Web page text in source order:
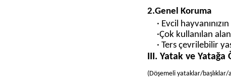
2.Genel Koruma
· Evcil
·Çok kullanılan
· Ters çevrilebilir
III. Yatak ve Yatağa
(Döşemeli yataklar/başlıklar/